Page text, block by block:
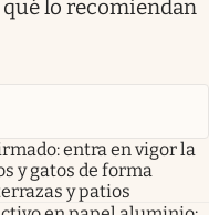
lo recomiendan
entra en vigor la
y gatos de forma
y patios